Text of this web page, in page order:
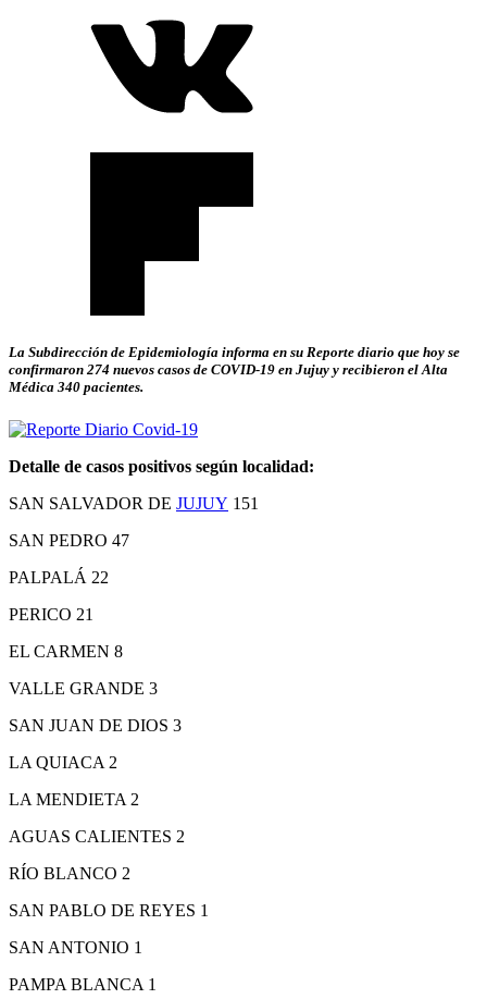
La Subdirección de Epidemiología informa en su Reporte diario que hoy se
confirmaron 274 nuevos casos de COVID-19 en Jujuy y recibieron el Alta
Médica 340 pacientes.
Detalle de casos positivos según localidad:
SAN SALVADOR DE JUJUY 151
SAN PEDRO 47
PALPALÁ 22
PERICO 21
EL CARMEN 8
VALLE GRANDE 3
SAN JUAN DE DIOS 3
LA QUIACA 2
LA MENDIETA 2
AGUAS CALIENTES 2
RÍO BLANCO 2
SAN PABLO DE REYES 1
SAN ANTONIO 1
PAMPA BLANCA 1